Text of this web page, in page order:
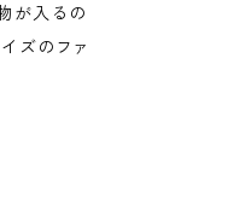
が入るの
ズのファ